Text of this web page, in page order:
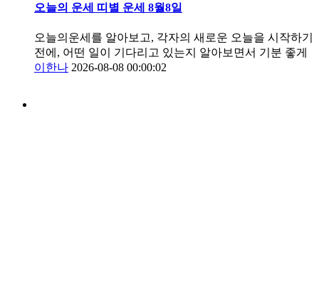
오늘의 운세 띠별 운세 8월8일
오늘의운세를 알아보고, 각자의 새로운 오늘을 시작하기
전에, 어떤 일이 기다리고 있는지 알아보면서 기분 좋게
이한나 2026-08-08 00:00:02